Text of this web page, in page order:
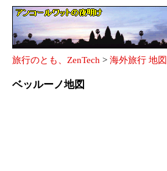
旅行のとも、ZenTech > 海外旅行 地図
ベッルーノ地図